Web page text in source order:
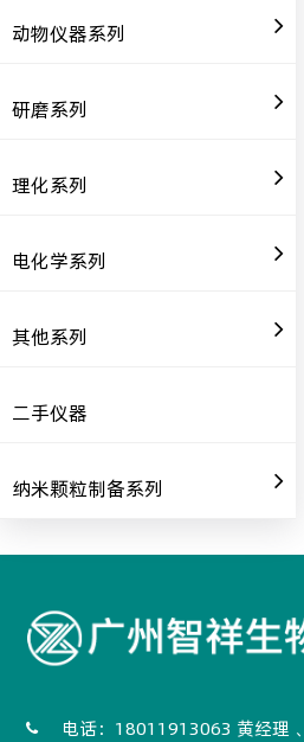
动物仪器系列
研磨系列
理化系列
电化学系列
其他系列
二手仪器
纳米颗粒制备系列
电话：18011913063 黄经理